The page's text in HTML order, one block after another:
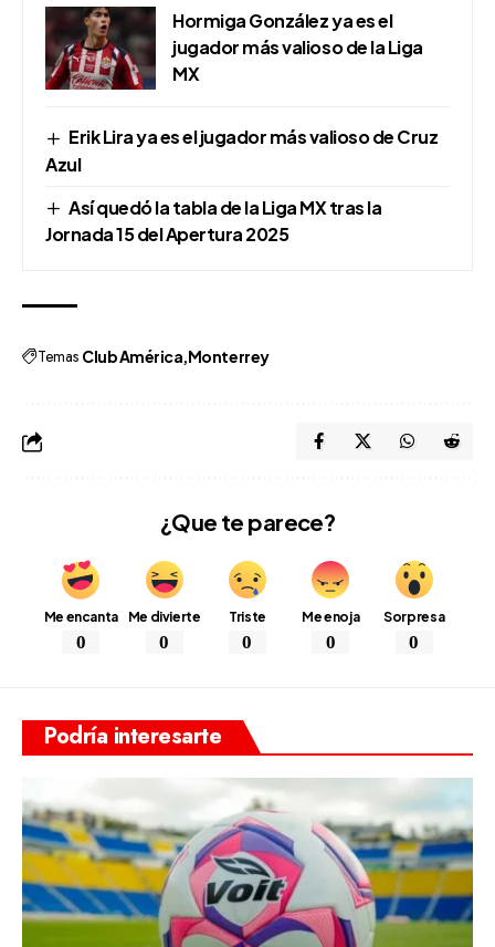
Hormiga González ya es el
jugador más valioso de la Liga
MX
Erik Lira ya es el jugador más valioso de Cruz
Azul
Así quedó la tabla de la Liga MX tras la
Jornada 15 del Apertura 2025
Temas Club América Monterrey
¿Que te parece?
Me encanta
0
Me divierte
0
Triste
0
Me enoja
0
Sorpresa
0
Podría interesarte